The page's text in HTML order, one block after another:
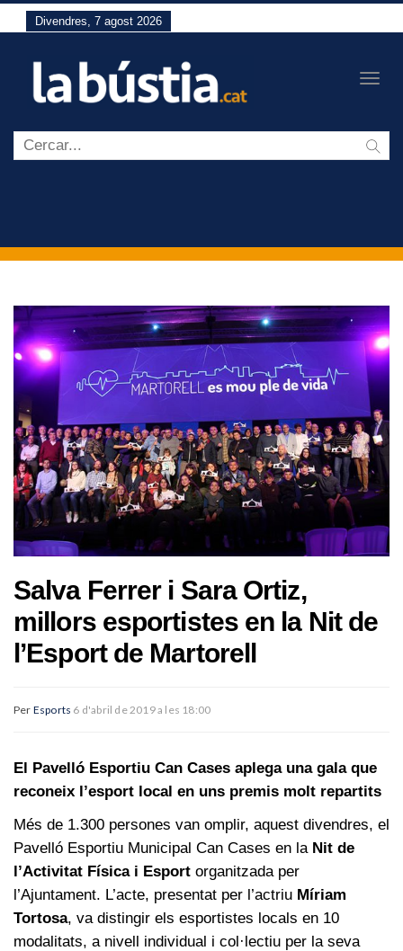
Divendres, 7 agost 2026
Salva Ferrer i Sara Ortiz,
millors esportistes en la Nit de
l’Esport de Martorell
Per Esports 6 d'abril de 2019 a les 18:00
El Pavelló Esportiu Can Cases aplega una gala que
reconeix l’esport local en uns premis molt repartits
Més de 1.300 persones van omplir, aquest divendres, el
Pavelló Esportiu Municipal Can Cases en la Nit de
l’Activitat Física i Esport organitzada per
l’Ajuntament. L’acte, presentat per l’actriu Míriam
Tortosa, va distingir els esportistes locals en 10
modalitats, a nivell individual i col·lectiu per la seva